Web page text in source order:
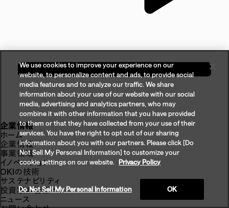
企業情報
ホーム
企業情報
事業領域
イノベーション
OKIの技術
サステナビリティ
投資家の皆様へ
ニュース
We use cookies to improve your experience on our
website, to personalize content and ads, to provide social
media features and to analyze our traffic. We share
information about your use of our website with our social
media, advertising and analytics partners, who may
combine it with other information that you have provided
to them or that they have collected from your use of their
services. You have the right to opt out of our sharing
information about you with our partners. Please click [Do
Not Sell My Personal Information] to customize your
cookie settings on our website.
Privacy Policy
Do Not Sell My Personal Information OK